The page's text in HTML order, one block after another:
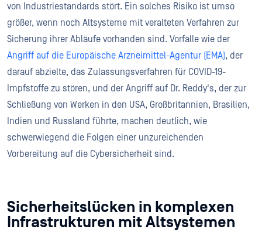
von Industriestandards stört. Ein solches Risiko ist umso
größer, wenn noch Altsysteme mit veralteten Verfahren zur
Sicherung ihrer Abläufe vorhanden sind. Vorfälle wie der
Angriff auf die Europäische Arzneimittel-Agentur (EMA), der
darauf abzielte, das Zulassungsverfahren für COVID-19-
Impfstoffe zu stören, und der Angriff auf Dr. Reddy's, der zur
Schließung von Werken in den USA, Großbritannien, Brasilien,
Indien und Russland führte, machen deutlich, wie
schwerwiegend die Folgen einer unzureichenden
Vorbereitung auf die Cybersicherheit sind.
Sicherheitslücken in komplexen
Infrastrukturen mit Altsystemen